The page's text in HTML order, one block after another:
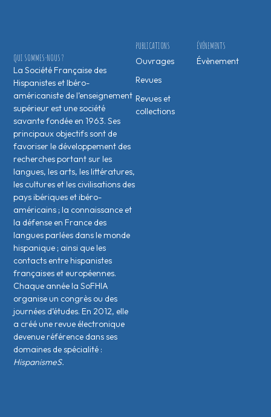
ÉVÉNEMENTS
Évènement
PUBLICATIONS
Ouvrages
Revues
Revues et
collections
QUI SOMMES-NOUS ?
La Société Française des
Hispanistes et Ibéro-
américaniste de l’enseignement
supérieur est une société
savante fondée en 1963. Ses
principaux objectifs sont de
favoriser le développement des
recherches portant sur les
langues, les arts, les littératures,
les cultures et les civilisations des
pays ibériques et ibéro-
américains ; la connaissance et
la défense en France des
langues parlées dans le monde
hispanique ; ainsi que les
contacts entre hispanistes
français·es et européen·nes.
Chaque année la SoFHIA
organise un congrès ou des
journées d’études. En 2012, elle
a créé une revue électronique
devenue référence dans ses
domaines de spécialité :
HispanismeS.